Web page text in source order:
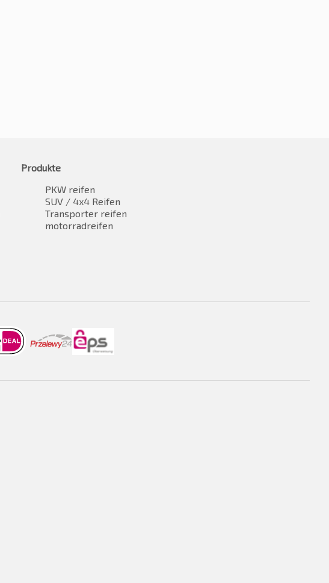
Produkte
PKW reifen
SUV / 4x4 Reifen
Transporter reifen
motorradreifen